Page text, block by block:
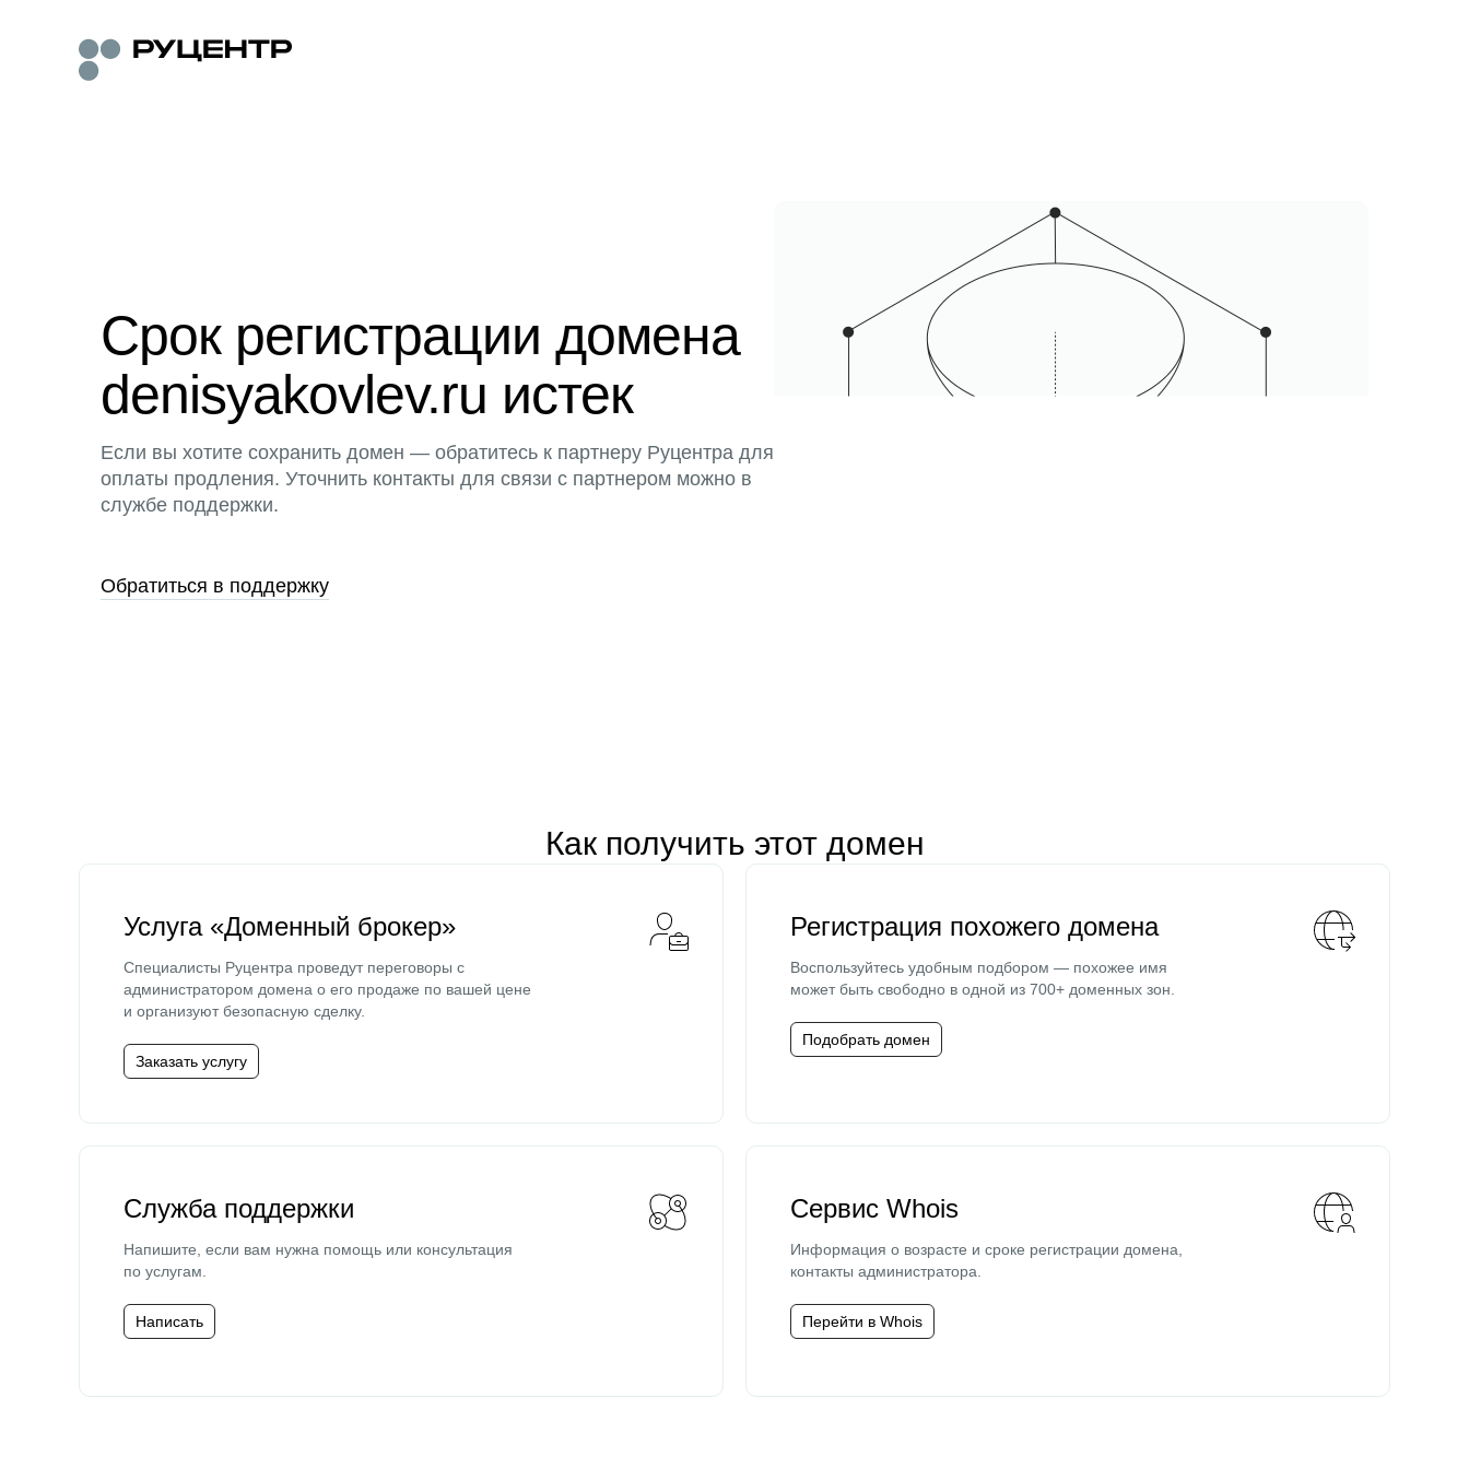
Срок регистрации домена
denisyakovlev.ru истек
Если вы хотите сохранить домен — обратитесь к партнеру Руцентра для
оплаты продления. Уточнить контакты для связи с партнером можно в
службе поддержки.
Обратиться в поддержку
Как получить этот домен
Услуга «Доменный брокер»
Специалисты Руцентра проведут переговоры с
администратором домена о его продаже по вашей цене
и организуют безопасную сделку.
Заказать услугу
Регистрация похожего домена
Воспользуйтесь удобным подбором — похожее имя
может быть свободно в одной из 700+ доменных зон.
Подобрать домен
Служба поддержки
Напишите, если вам нужна помощь или консультация
по услугам.
Написать
Сервис Whois
Информация о возрасте и сроке регистрации домена,
контакты администратора.
Перейти в Whois